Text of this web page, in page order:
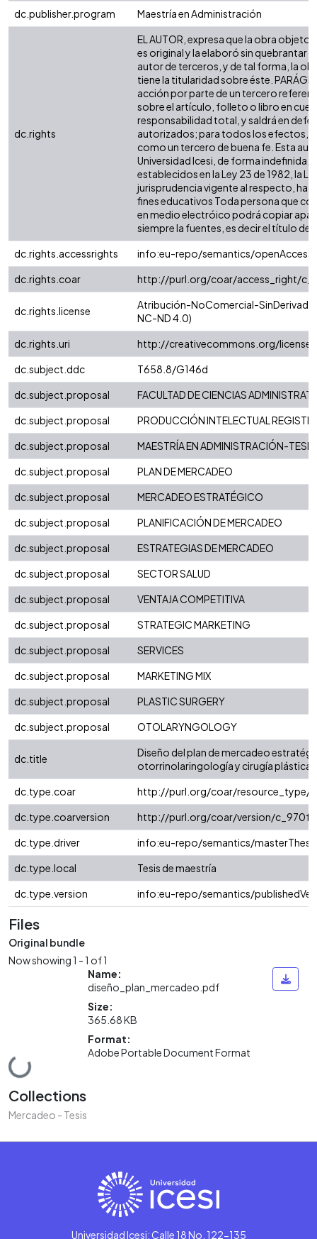
dc.publisher.program
Maestría en Administración
dc.rights
EL AUTOR, expresa que la obra
es original y la elaboró sin quebrantar
autor de terceros, y de tal forma, la
tiene la titularidad sobre éste.
acción por parte de un tercero
sobre el artículo, folleto o libro en
responsabilidad total, y saldrá en
autorizados; para todos los efectos,
como un tercero de buena fe. Esta
Universidad Icesi, de forma indefinida,
establecidos en la Ley 23 de 1982, la
jurisprudencia vigente al respecto,
fines educativos Toda persona que
en medio electróico podrá copiar
siempre la fuentes, es decir el título
dc.rights.accessrights
info:eu-repo/semantics/openAccess
dc.rights.coar
http://purl.org/coar/access_right/
dc.rights.license
Atribución-NoComercial-
NC-ND 4.0)
dc.rights.uri
http://creativecommons.org/
dc.subject.ddc
T658.8/G146d
dc.subject.proposal
FACULTAD DE CIENCIAS
dc.subject.proposal
PRODUCCIÓN INTELECTUAL
dc.subject.proposal
MAESTRÍA EN ADMINISTRACIÓN-TESIS
dc.subject.proposal
PLAN DE MERCADEO
dc.subject.proposal
MERCADEO ESTRATÉGICO
dc.subject.proposal
PLANIFICACIÓN DE MERCADEO
dc.subject.proposal
ESTRATEGIAS DE MERCADEO
dc.subject.proposal
SECTOR SALUD
dc.subject.proposal
VENTAJA COMPETITIVA
dc.subject.proposal
STRATEGIC MARKETING
dc.subject.proposal
SERVICES
dc.subject.proposal
MARKETING MIX
dc.subject.proposal
PLASTIC SURGERY
dc.subject.proposal
OTOLARYNGOLOGY
dc.title
Diseño del plan de mercadeo
otorrinolaringología y cirugía plástica
dc.type.coar
http://purl.org/coar/resource_type/
dc.type.coarversion
http://purl.org/coar/version/
dc.type.driver
info:eu-repo/semantics/masterThesis
dc.type.local
Tesis de maestría
dc.type.version
info:eu-repo/semantics/
Files
Original bundle
Now showing1 - 1 of 1
Loading...
Name:
diseño_plan_mercadeo.pdf
Size:
365.68 KB
Format:
Adobe Portable Document Format
Collections
Mercadeo - Tesis
Universidad Icesi: Calle 18 No. 122-135